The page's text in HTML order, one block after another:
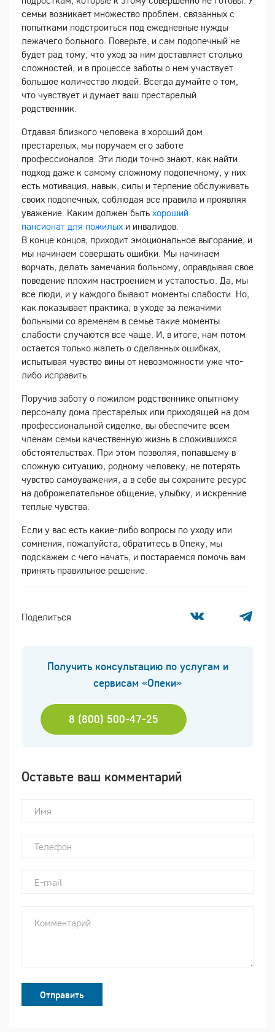
семьи возникает множество проблем, связанных с
попытками подстроиться под ежедневные нужды
лежачего больного. Поверьте, и сам подопечный не
будет рад тому, что уход за ним доставляет столько
сложностей, и в процессе заботы о нем участвует
большое количество людей. Всегда думайте о том,
что чувствует и думает ваш престарелый
родственник.
Отдавая близкого человека в хороший дом
престарелых, мы поручаем его заботе
профессионалов. Эти люди точно знают, как найти
подход даже к самому сложному подопечному, у них
есть мотивация, навык, силы и терпение обслуживать
своих подопечных, соблюдая все правила и проявляя
уважение. Каким должен быть хороший
пансионат для пожилых и инвалидов.
В конце концов, приходит эмоциональное выгорание, и
мы начинаем совершать ошибки. Мы начинаем
ворчать, делать замечания больному, оправдывая свое
поведение плохим настроением и усталостью. Да, мы
все люди, и у каждого бывают моменты слабости. Но,
как показывает практика, в уходе за лежачими
больными со временем в семье такие моменты
слабости случаются все чаще. И, в итоге, нам потом
остается только жалеть о сделанных ошибках,
испытывая чувство вины от невозможности уже что-
либо исправить.
Поручив заботу о пожилом родственнике опытному
персоналу дома престарелых или приходящей на дом
профессиональной сиделке, вы обеспечите всем
членам семьи качественную жизнь в сложившихся
обстоятельствах. При этом позволяя, попавшему в
сложную ситуацию, родному человеку, не потерять
чувство самоуважения, а в себе вы сохраните ресурс
на доброжелательное общение, улыбку, и искренние
теплые чувства.
Если у вас есть какие-либо вопросы по уходу или
сомнения, пожалуйста, обратитесь в Опеку, мы
подскажем с чего начать, и постараемся помочь вам
принять правильное решение.
Поделиться
Получить консультацию по услугам и
сервисам «Опеки»
8 (800) 500-47-25
Оставьте ваш комментарий
Отправить